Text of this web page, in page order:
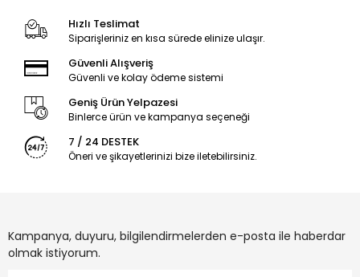
Hızlı Teslimat
Siparişleriniz en kısa sürede elinize ulaşır.
Güvenli Alışveriş
Güvenli ve kolay ödeme sistemi
Geniş Ürün Yelpazesi
Binlerce ürün ve kampanya seçeneği
7 / 24 DESTEK
Öneri ve şikayetlerinizi bize iletebilirsiniz.
Kampanya, duyuru, bilgilendirmelerden e-posta ile haberdar
olmak istiyorum.